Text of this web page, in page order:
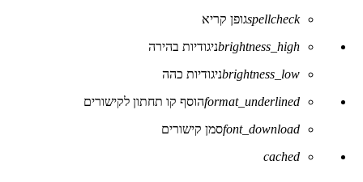
spellcheckגופן קריא
brightness_highניגודיות בהירה
brightness_lowניגודיות כהה
format_underlinedהוסף קו תחתון לקישורים
font_downloadסמן קישורים
לאפס
cached